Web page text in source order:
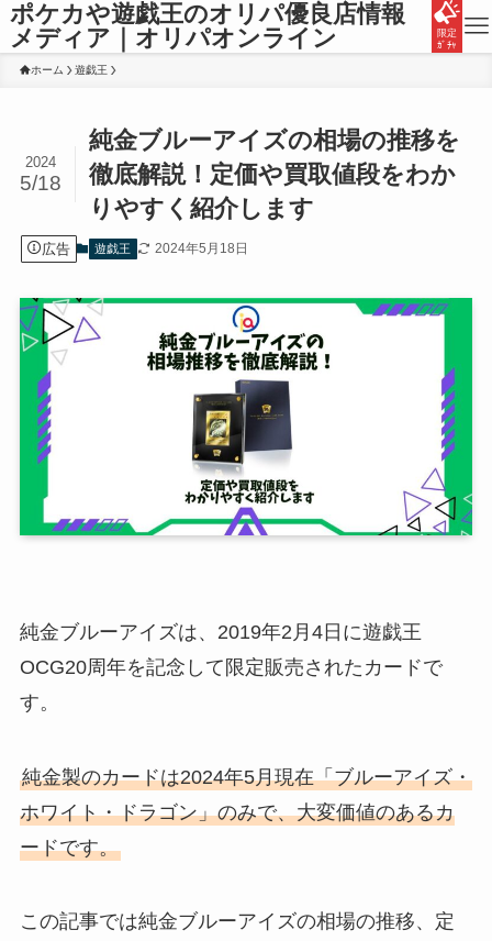
ポケカや遊戯王のオリパ優良店情報
メディア｜オリパオンライン
限定
ｶﾞﾁｬ
ホーム 遊戯王
純金ブルーアイズの相場の推移を
徹底解説！定価や買取値段をわか
りやすく紹介します
2024
5/18
広告 遊戯王 2024年5月18日
純金ブルーアイズは、2019年2月4日に遊戯王
OCG20周年を記念して限定販売されたカードで
す。
純金製のカードは2024年5月現在「ブルーアイズ・
ホワイト・ドラゴン」のみで、大変価値のあるカ
ードです。
この記事では純金ブルーアイズの相場の推移、定